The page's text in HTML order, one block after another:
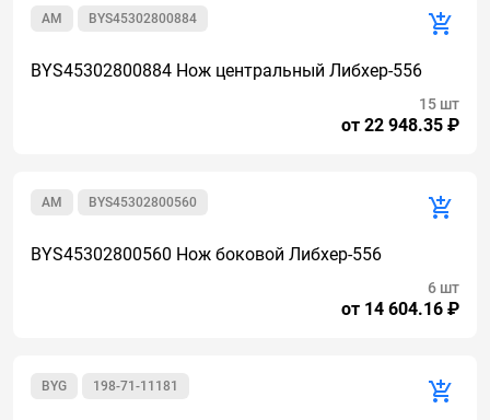
BYS45302800884
AM
BYS45302800884 Нож центральный Либхер-556
от 22 948.35 ₽
15 шт
BYS45302800560
AM
BYS45302800560 Нож боковой Либхер-556
от 14 604.16 ₽
6 шт
198-71-11181
BYG